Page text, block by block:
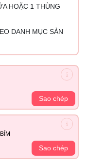
HOẶC 1 THÙNG
DANH MỤC SẢN
Sao chép
Sao chép